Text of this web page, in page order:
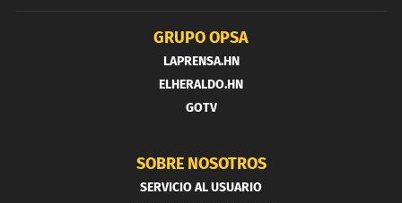
GRUPO OPSA
LAPRENSA.HN
ELHERALDO.HN
GOTV
SOBRE NOSOTROS
SERVICIO AL USUARIO